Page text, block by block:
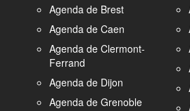
Agenda de Brest
Agenda de Caen
Agenda de Clermont-
Ferrand
Agenda de Dijon
Agenda de Grenoble